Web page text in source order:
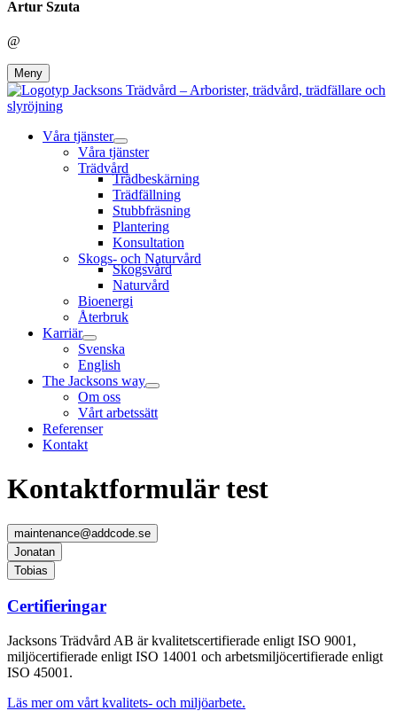
Artur Szuta
@
Meny
Våra tjänster
Våra tjänster
Trädvård
Trädbeskärning
Trädfällning
Stubbfräsning
Plantering
Konsultation
Skogs- och Naturvård
Skogsvård
Naturvård
Bioenergi
Återbruk
Karriär
Svenska
English
The Jacksons way
Om oss
Vårt arbetssätt
Referenser
Kontakt
Kontaktformulär test
maintenance@addcode.se
Jonatan
Tobias
Certifieringar
Jacksons Trädvård AB är kvalitetscertifierade enligt ISO 9001,
miljöcertifierade enligt ISO 14001 och arbetsmiljöcertifierade enligt
ISO 45001.
Läs mer om vårt kvalitets- och miljöarbete.